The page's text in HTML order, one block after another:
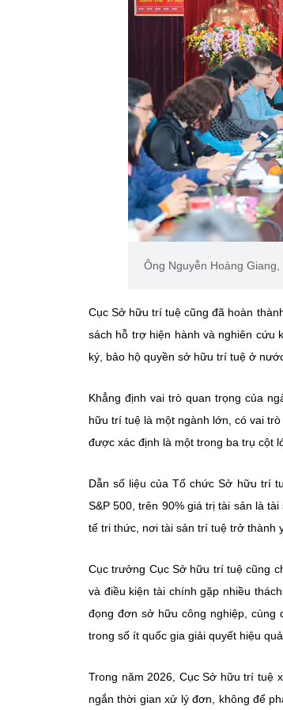
Ông Nguyễn Hoàng
Cục Sở hữu trí tuệ cũng đã hoàn
sách hỗ trợ hiện hành và nghiên cứu
ký, bảo hộ quyền sở hữu trí tuệ ở
Khẳng định vai trò quan trọng của
hữu trí tuệ là một ngành lớn, có vai
được xác định là một trong ba trụ cột
Dẫn số liệu của Tổ chức Sở hữu trí
S&P 500, trên 90% giá trị tài sản là
tế tri thức, nơi tài sản trí tuệ trở thành
Cục trưởng Cục Sở hữu trí tuệ cũng
và điều kiện tài chính gặp nhiều
đọng đơn sở hữu công nghiệp, cùng
trong số ít quốc gia giải quyết hiệu
Trong năm 2026, Cục Sở hữu trí tuệ
ngắn thời gian xử lý đơn, không để